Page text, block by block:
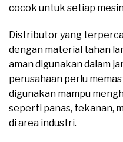
cocok untuk setiap
Distributor yang
dengan material tahan
aman digunakan dalam
perusahaan perlu
digunakan mampu
seperti panas, tekanan,
di area industri.